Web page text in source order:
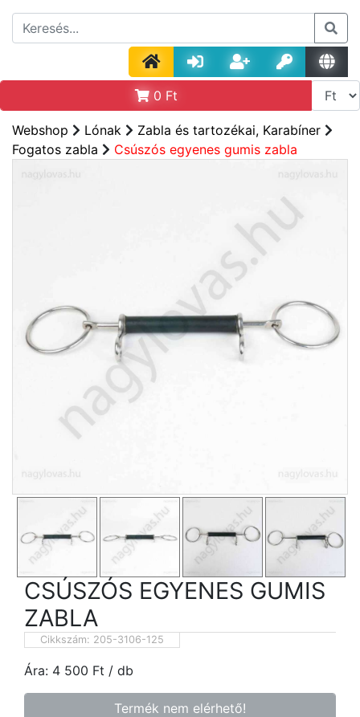
0 Ft
Webshop Lónak
Zabla és tartozékai, Karabíner
Fogatos zabla
Csúszós egyenes gumis zabla
CSÚSZÓS EGYENES GUMIS
ZABLA
Cikkszám: 205-3106-125
Ára: 4 500 Ft / db
Termék nem elérhető!